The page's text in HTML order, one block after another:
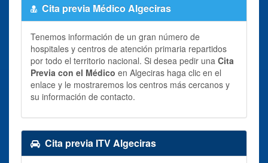
Cita previa Médico Algeciras
Tenemos información de un gran número de
hospitales y centros de atención primaria repartidos
por todo el territorio nacional. Si desea pedir una Cita
Previa con el Médico en Algeciras haga clic en el
enlace y le mostraremos los centros más cercanos y
su información de contacto.
Cita previa ITV Algeciras